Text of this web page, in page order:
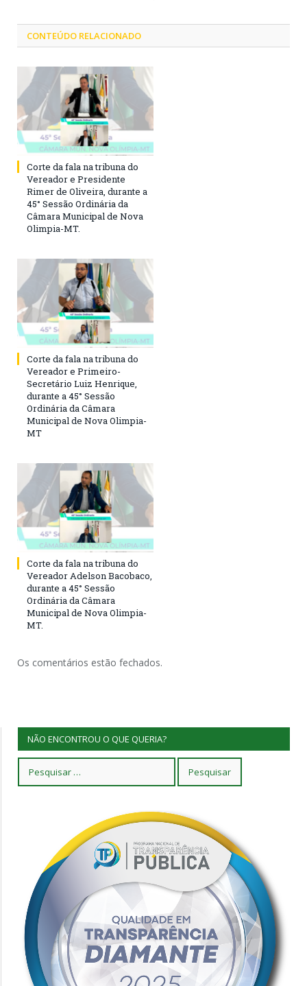
CONTEÚDO RELACIONADO
Corte da fala na tribuna do
Vereador e Presidente
Rimer de Oliveira, durante a
45° Sessão Ordinária da
Câmara Municipal de Nova
Olimpia-MT.
Corte da fala na tribuna do
Vereador e Primeiro-
Secretário Luiz Henrique,
durante a 45° Sessão
Ordinária da Câmara
Municipal de Nova Olimpia-
MT
Corte da fala na tribuna do
Vereador Adelson Bacobaco,
durante a 45° Sessão
Ordinária da Câmara
Municipal de Nova Olimpia-
MT.
Os comentários estão fechados.
NÃO ENCONTROU O QUE QUERIA?